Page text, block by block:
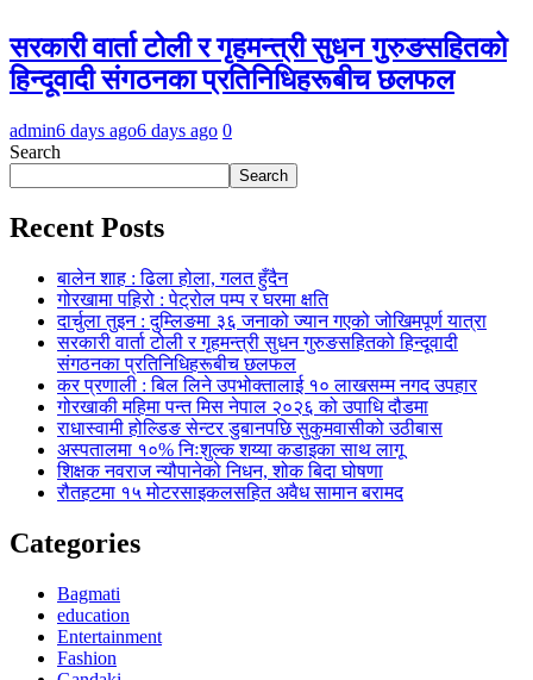
सरकारी वार्ता टोली र गृहमन्त्री सुधन गुरुङसहितको
हिन्दूवादी संगठनका प्रतिनिधिहरूबीच छलफल
admin6 days ago6 days ago 0
Search
Search
Recent Posts
बालेन शाह : ढिला होला, गलत हुँदैन
गोरखामा पहिरो : पेट्रोल पम्प र घरमा क्षति
दार्चुला तुइन : दुम्लिङमा ३६ जनाको ज्यान गएको जोखिमपूर्ण यात्रा
सरकारी वार्ता टोली र गृहमन्त्री सुधन गुरुङसहितको हिन्दूवादी
संगठनका प्रतिनिधिहरूबीच छलफल
कर प्रणाली : बिल लिने उपभोक्तालाई १० लाखसम्म नगद उपहार
गोरखाकी महिमा पन्त मिस नेपाल २०२६ को उपाधि दौडमा
राधास्वामी होल्डिङ सेन्टर डुबानपछि सुकुमवासीको उठीबास
अस्पतालमा १०% निःशुल्क शय्या कडाइका साथ लागू
शिक्षक नवराज न्यौपानेको निधन, शोक बिदा घोषणा
रौतहटमा १५ मोटरसाइकलसहित अवैध सामान बरामद
Categories
Bagmati
education
Entertainment
Fashion